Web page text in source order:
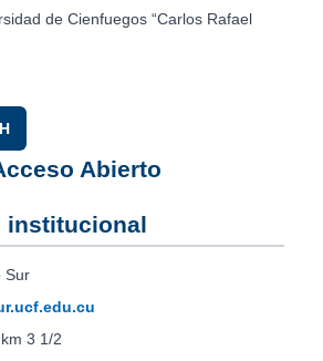
de Cienfuegos “Carlos Rafael
Abierto
institucional
Sur
3 1/2